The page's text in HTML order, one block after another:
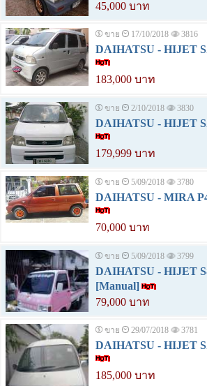
45,000 บาท
ขาย 17/10/2018 3816
DAIHATSU - HIJET
183,000 บาท
ขาย 2/10/2018 3830
DAIHATSU - HIJET
179,999 บาท
ขาย 5/09/2018 3780
DAIHATSU - MIRA
70,000 บาท
ขาย 5/09/2018 3799
DAIHATSU - HIJET
[Manual]
79,000 บาท
ขาย 29/07/2018 3781
DAIHATSU - HIJET
185,000 บาท